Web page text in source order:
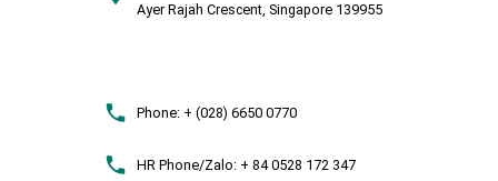
Ayer Rajah Crescent, Singapore 139955
Phone:+ (028) 6650 0770
HR Phone/Zalo:+ 84 0528 172 347